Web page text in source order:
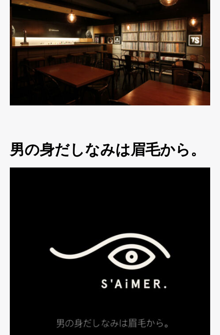
男の身だしなみは眉毛から。